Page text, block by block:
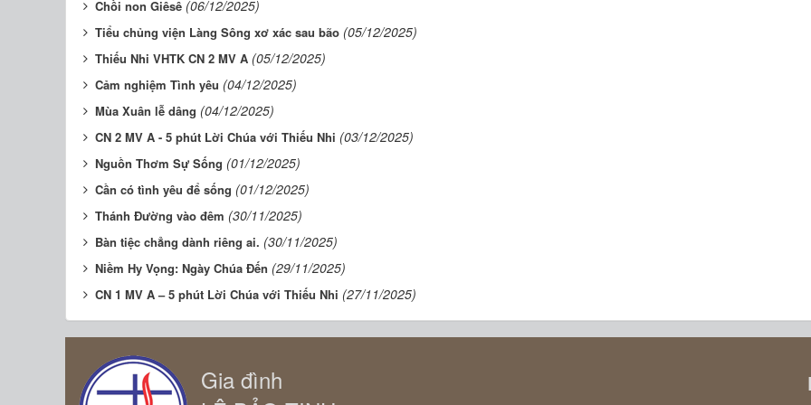
Chồi non Giêsê (06/12/2025)
Tiểu chủng viện Làng Sông xơ xác sau bão (05/12/2025)
Thiếu Nhi VHTK CN 2 MV A (05/12/2025)
Cảm nghiệm Tình yêu (04/12/2025)
Mùa Xuân lễ dâng (04/12/2025)
CN 2 MV A - 5 phút Lời Chúa với Thiếu Nhi (03/12/2025)
Nguồn Thơm Sự Sống (01/12/2025)
Cần có tình yêu để sống (01/12/2025)
Thánh Đường vào đêm (30/11/2025)
Bàn tiệc chẳng dành riêng ai. (30/11/2025)
Niềm Hy Vọng: Ngày Chúa Đến (29/11/2025)
CN 1 MV A – 5 phút Lời Chúa với Thiếu Nhi (27/11/2025)
Gia đình